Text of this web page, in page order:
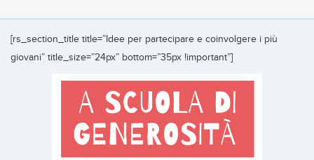
[rs_section_title title=”Idee per partecipare e coinvolgere i più
giovani” title_size=”24px” bottom=”35px !important”]